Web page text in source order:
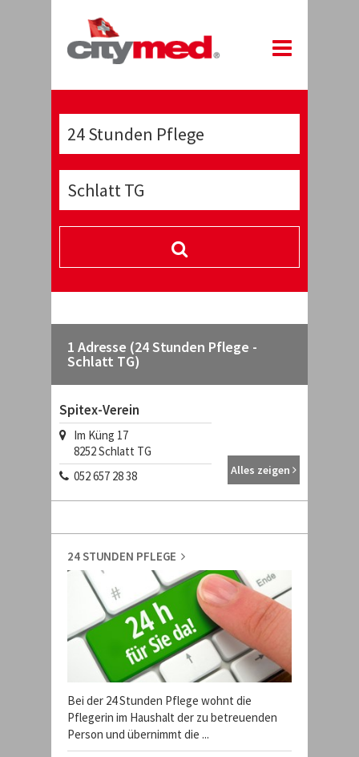
1 Adresse (24 Stunden Pflege -
Schlatt TG)
Spitex-Verein
Im Küng 17
8252Schlatt TG
052 657 28 38
Alles zeigen
24 STUNDEN PFLEGE
Bei der 24 Stunden Pflege wohnt die
Pflegerin im Haushalt der zu betreuenden
Person und übernimmt die ...